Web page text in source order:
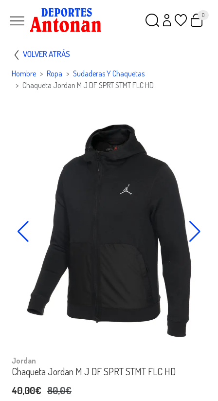
0
VOLVER ATRÁS
Hombre Ropa
Sudaderas Y Chaquetas
Chaqueta Jordan M J DF SPRT STMT FLC HD
Jordan
Chaqueta Jordan M J DF SPRT STMT FLC HD
40,00€ 80,0€